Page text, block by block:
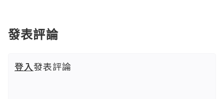
發表評論
登入發表評論